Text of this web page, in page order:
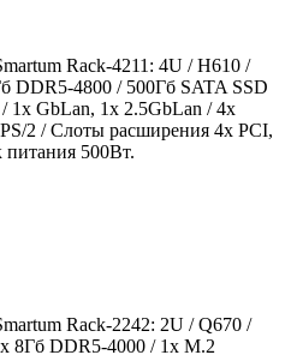
Rack-4211: 4U / H610 /
DDR5-4800 / 500Гб SATA SSD
GbLan, 1x 2.5GbLan / 4x
2 / Слоты расширения 4x PCI,
питания 500Вт.
Rack-2242: 2U / Q670 /
8Гб DDR5-4000 / 1x M.2